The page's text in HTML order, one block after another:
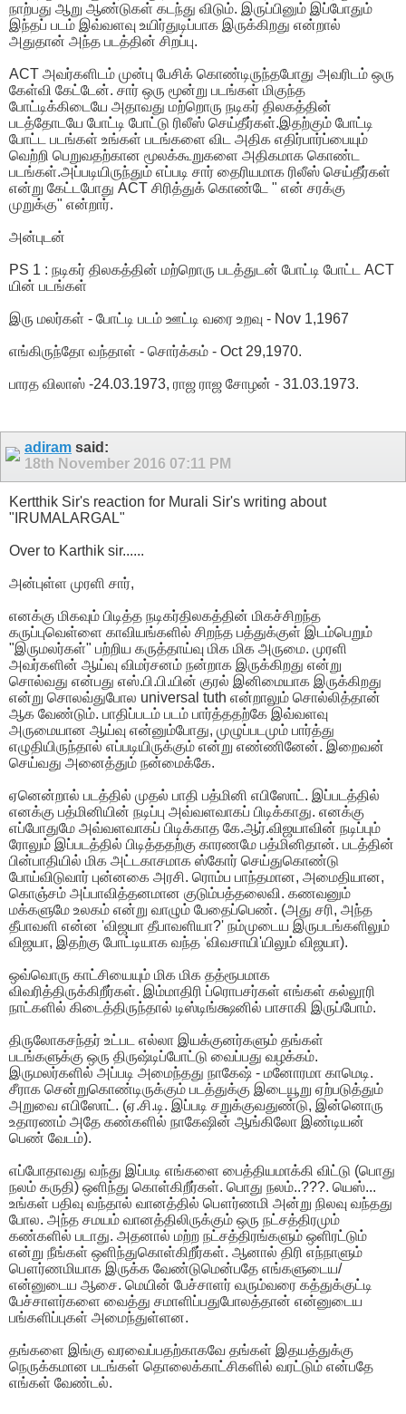
நாற்பது ஆறு ஆண்டுகள் கடந்து விடும். இருப்பினும் இப்போதும்
இந்தப் படம் இவ்வளவு உயிர்துடிப்பாக இருக்கிறது என்றால்
அதுதான் அந்த படத்தின் சிறப்பு.
ACT அவர்களிடம் முன்பு பேசிக் கொண்டிருந்தபோது அவரிடம் ஒரு
கேள்வி கேட்டேன். சார் ஒரு மூன்று படங்கள் மிகுந்த
போட்டிக்கிடையே அதாவது மற்றொரு நடிகர் திலகத்தின்
படத்தோடயே போட்டி போட்டு ரிலீஸ் செய்தீர்கள்.இதற்கும் போட்டி
போட்ட படங்கள் உங்கள் படங்களை விட அதிக எதிர்பார்ப்பையும்
வெற்றி பெறுவதற்கான மூலக்கூறுகளை அதிகமாக கொண்ட
படங்கள்.அப்படியிருந்தும் எப்படி சார் தைரியமாக ரிலீஸ் செய்தீர்கள்
என்று கேட்டபோது ACT சிரித்துக் கொண்டே " என் சரக்கு
முறுக்கு" என்றார்.
அன்புடன்
PS 1 : நடிகர் திலகத்தின் மற்றொரு படத்துடன் போட்டி போட்ட ACT
யின் படங்கள்
இரு மலர்கள் - போட்டி படம் ஊட்டி வரை உறவு - Nov 1,1967
எங்கிருந்தோ வந்தாள் - சொர்க்கம் - Oct 29,1970.
பாரத விலாஸ் -24.03.1973, ராஜ ராஜ சோழன் - 31.03.1973.
adiram said:
18th November 2016 07:11 PM
Kertthik Sir's reaction for Murali Sir's writing about
"IRUMALARGAL"
Over to Karthik sir......
அன்புள்ள முரளி சார்,
எனக்கு மிகவும் பிடித்த நடிகர்திலகத்தின் மிகச்சிறந்த
கருப்புவெள்ளை காவியங்களில் சிறந்த பத்துக்குள் இடம்பெறும்
"இருமலர்கள்" பற்றிய கருத்தாய்வு மிக மிக அருமை. முரளி
அவர்களின் ஆய்வு விமர்சனம் நன்றாக இருக்கிறது என்று
சொல்வது என்பது எஸ்.பி.பி.யின் குரல் இனிமையாக இருக்கிறது
என்று சொலவ்துபோல universal tuth என்றாலும் சொல்லித்தான்
ஆக வேண்டும். பாதிப்படம் படம் பார்த்ததற்கே இவ்வளவு
அருமையான ஆய்வு என்னும்போது, முழுப்படமும் பார்த்து
எழுதியிருந்தால் எப்படியிருக்கும் என்று எண்ணினேன். இறைவன்
செய்வது அனைத்தும் நன்மைக்கே.
ஏனென்றால் படத்தில் முதல் பாதி பத்மினி எபிஸோட். இப்படத்தில்
எனக்கு பத்மினியின் நடிப்பு அவ்வளவாகப் பிடிக்காது. எனக்கு
எப்போதுமே அவ்வளவாகப் பிடிக்காத கே.ஆர்.விஜயாவின் நடிப்பும்
ரோலும் இப்படத்தில் பிடித்ததற்கு காரணமே பத்மினிதான். படத்தின்
பின்பாதியில் மிக அட்டகாசமாக ஸ்கோர் செய்துகொண்டு
போய்விடுவார் புன்னகை அரசி. ரொம்ப பாந்தமான, அமைதியான,
கொஞ்சம் அப்பாவித்தனமான குடும்பத்தலைவி. கணவனும்
மக்களுமே உலகம் என்று வாழும் பேதைப்பெண். (அது சரி, அந்த
தீபாவளி என்ன 'விஜயா தீபாவளியா?' நம்முடைய இருபடங்களிலும்
விஜயா, இதற்கு போட்டியாக வந்த 'விவசாயி'யிலும் விஜயா).
ஒவ்வொரு காட்சியையும் மிக மிக தத்ரூபமாக
விவரித்திருக்கிறீர்கள். இம்மாதிரி ப்ரொபசர்கள் எங்கள் கல்லூரி
நாட்களில் கிடைத்திருந்தால் டிஸ்டிங்க்ஷனில் பாசாகி இருப்போம்.
திருலோகசந்தர் உட்பட எல்லா இயக்குனர்களும் தங்கள்
படங்களுக்கு ஒரு திருஷ்டிப்போட்டு வைப்பது வழக்கம்.
இருமலர்களில் அப்படி அமைந்தது நாகேஷ் - மனோரமா காமெடி.
சீராக சென்றுகொண்டிருக்கும் படத்துக்கு இடையூறு ஏற்படுத்தும்
அறுவை எபிஸோட். (ஏ.சி.டி. இப்படி சறுக்குவதுண்டு, இன்னொரு
உதாரணம் அதே கண்களில் நாகேஷின் ஆங்கிலோ இண்டியன்
பெண் வேடம்).
எப்போதாவது வந்து இப்படி எங்களை பைத்தியமாக்கி விட்டு (பொது
நலம் கருதி) ஒளிந்து கொள்கிறீர்கள். பொது நலம்..???. யெஸ்...
உங்கள் பதிவு வந்தால் வானத்தில் பௌர்ணமி அன்று நிலவு வந்தது
போல. அந்த சமயம் வானத்திலிருக்கும் ஒரு நட்சத்திரமும்
கண்களில் படாது. அதனால் மற்ற நட்சத்திரங்களும் ஒளிரட்டும்
என்று நீங்கள் ஒளிந்துகொள்கிறீர்கள். ஆனால் திரி எந்நாளும்
பௌர்ணமியாக இருக்க வேண்டுமென்பதே எங்களுடைய/
என்னுடைய ஆசை. மெயின் பேச்சாளர் வரும்வரை கத்துக்குட்டி
பேச்சாளர்களை வைத்து சமாளிப்பதுபோலத்தான் என்னுடைய
பங்களிப்புகள் அமைந்துள்ளன.
தங்களை இங்கு வரவைப்பதற்காகவே தங்கள் இதயத்துக்கு
நெருக்கமான படங்கள் தொலைக்காட்சிகளில் வரட்டும் என்பதே
எங்கள் வேண்டல்.